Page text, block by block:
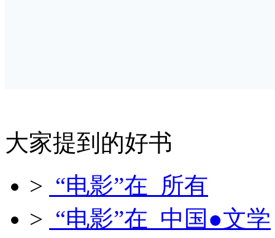
大家提到的好书
> “电影”在 所有
> “电影”在 中国●文学